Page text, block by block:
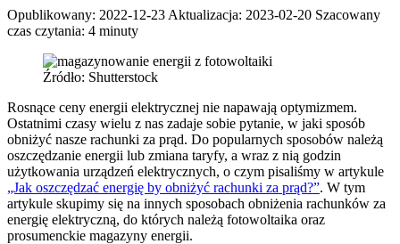
Opublikowany: 2022-12-23 Aktualizacja: 2023-02-20 Szacowany
czas czytania: 4 minuty
Źródło: Shutterstock
Rosnące ceny energii elektrycznej nie napawają optymizmem.
Ostatnimi czasy wielu z nas zadaje sobie pytanie, w jaki sposób
obniżyć nasze rachunki za prąd. Do popularnych sposobów należą
oszczędzanie energii lub zmiana taryfy, a wraz z nią godzin
użytkowania urządzeń elektrycznych, o czym pisaliśmy w artykule
„Jak oszczędzać energię by obniżyć rachunki za prąd?”. W tym
artykule skupimy się na innych sposobach obniżenia rachunków za
energię elektryczną, do których należą fotowoltaika oraz
prosumenckie magazyny energii.